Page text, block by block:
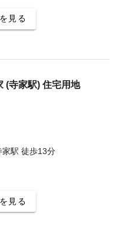
見る
(寺家駅) 住宅用地
家駅 徒歩13分
見る